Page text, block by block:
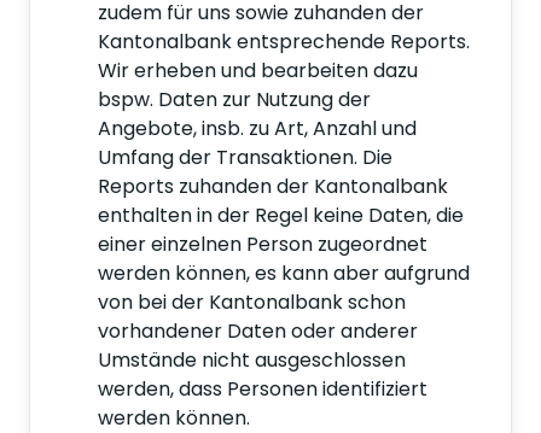
zudem für uns sowie zuhanden der
Kantonalbank entsprechende Reports.
Wir erheben und bearbeiten dazu
bspw. Daten zur Nutzung der
Angebote, insb. zu Art, Anzahl und
Umfang der Transaktionen. Die
Reports zuhanden der Kantonalbank
enthalten in der Regel keine Daten, die
einer einzelnen Person zugeordnet
werden können, es kann aber aufgrund
von bei der Kantonalbank schon
vorhandener Daten oder anderer
Umstände nicht ausgeschlossen
werden, dass Personen identifiziert
werden können.